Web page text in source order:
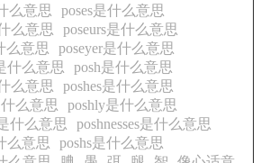
么意思
poses是什么意思
么意思
poseurs是什么意思
么意思
poseyer是什么意思
什么意思
posh是什么意思
么意思
poshes是什么意思
什么意思
poshly是什么意思
什么意思
poshnesses是什么意思
么意思
poshs是什么意思